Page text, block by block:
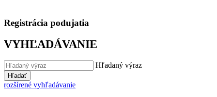
Registrácia podujatia
VYHĽADÁVANIE
Hľadaný výraz
Hľadať
rozšírené vyhľadávanie